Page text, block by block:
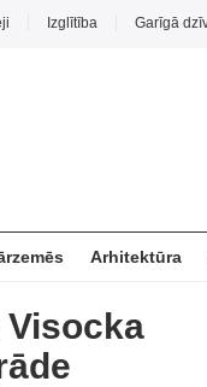
Izglītība Garīgā
Arhitektūra